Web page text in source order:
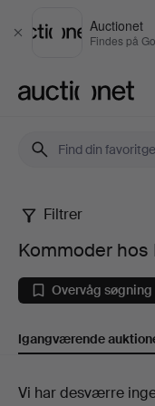
Luk
Auctionet
Findes på
Kommoder
hos
Lysekils
Filtrer
Kommoder hos
Overvåg søgning
Igangværende
Igangværende
Vi har desværre